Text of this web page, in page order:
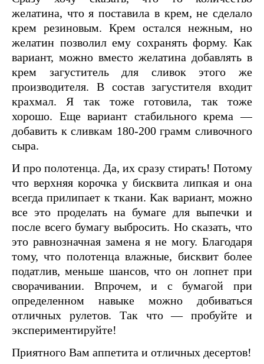
желатина, что я поставила в крем, не сделало
крем резиновым. Крем остался нежным, но
желатин позволил ему сохранять форму. Как
вариант, можно вместо желатина добавлять в
крем загуститель для сливок этого же
производителя. В состав загустителя входит
крахмал. Я так тоже готовила, так тоже
хорошо. Еще вариант стабильного крема —
добавить к сливкам 180-200 грамм сливочного
сыра.
И про полотенца. Да, их сразу стирать! Потому
что верхняя корочка у бисквита липкая и она
всегда прилипает к ткани. Как вариант, можно
все это проделать на бумаге для выпечки и
после всего бумагу выбросить. Но сказать, что
это равнозначная замена я не могу. Благодаря
тому, что полотенца влажные, бисквит более
податлив, меньше шансов, что он лопнет при
сворачивании. Впрочем, и с бумагой при
определенном навыке можно добиваться
отличных рулетов. Так что — пробуйте и
экспериментируйте!
Приятного Вам аппетита и отличных десертов!